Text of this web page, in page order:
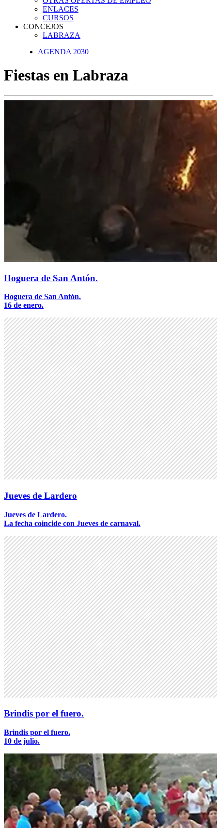
ENLACES
CURSOS
CONCEJOS
LABRAZA
AGENDA 2030
Fiestas en Labraza
Hoguera de San Antón.
Hoguera de San Antón.
16 de enero.
Jueves de Lardero
Jueves de Lardero.
La fecha coincide con Jueves de carnaval.
Brindis por el fuero.
Brindis por el fuero.
10 de julio.